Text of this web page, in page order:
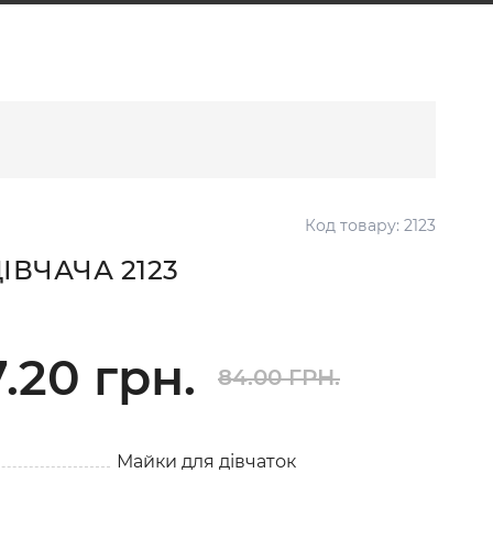
Код товару: 2123
2123
грн. 84.00 ГРН.
Майки для дівчаток